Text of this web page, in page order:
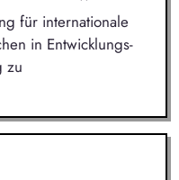
für internationale
in Entwicklungs-
zu